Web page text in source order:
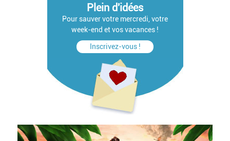
Plein d'idées
Pour sauver votre mercredi, votre
week-end et vos vacances !
Inscrivez-vous !